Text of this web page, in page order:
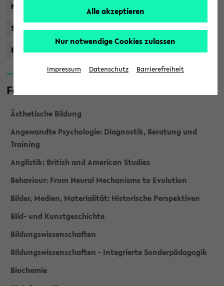
Master of Education
Staatsprüfung
Promotionsstudiengänge
Fächer
Ästhetische Bildung
Angewandte Psychologie: Diagnostik, Beratung und
Training
Anglistik: British and American Studies
Behaviour: From Neural Mechanisms to Evolution
Bilder, Medien, Materialität: Historische Perspektiven
Bild- und Kunstgeschichte
Bildungswissenschaften
Bildungswissenschaften - Integrierte Sonderpädagogik
Biochemie
Alle akzeptieren
Nur notwendige Cookies zulassen
Impressum Datenschutz Barrierefreiheit